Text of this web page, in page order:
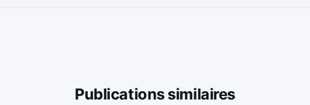
Publications similaires